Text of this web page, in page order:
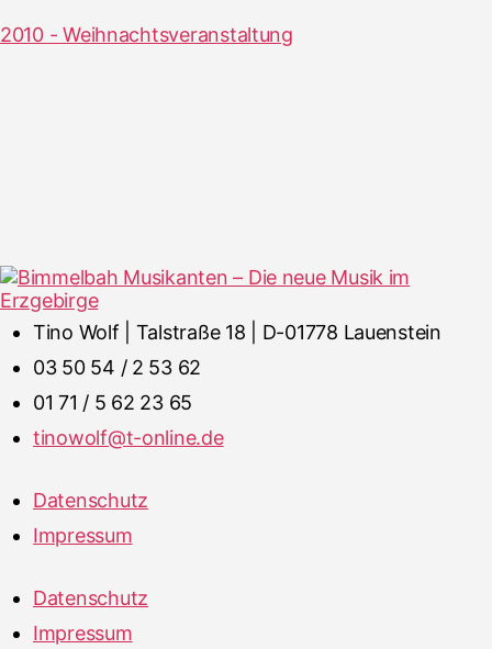
2010 - Weihnachtsveranstaltung
Tino Wolf | Talstraße 18 | D-01778 Lauenstein
03 50 54 / 2 53 62
01 71 / 5 62 23 65
tinowolf@t-online.de
Datenschutz
Impressum
Datenschutz
Impressum